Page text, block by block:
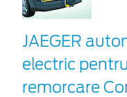
JAEGER
electric
remorcare